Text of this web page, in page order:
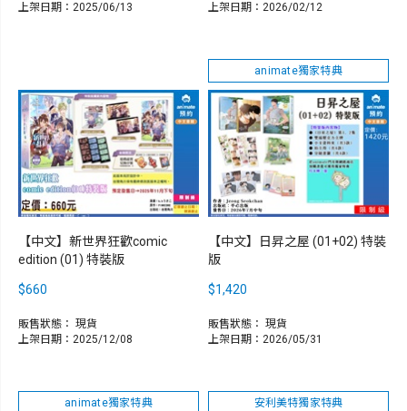
上架日期：2025/06/13
上架日期：2026/02/12
【中文】新世界狂歡comic
edition (01) 特裝版
$660
販售狀態： 現貨
上架日期：2025/12/08
animate獨家特典
【中文】日昇之屋 (01+02) 特裝
版
$1,420
販售狀態： 現貨
上架日期：2026/05/31
animate獨家特典 安利美特獨家特典